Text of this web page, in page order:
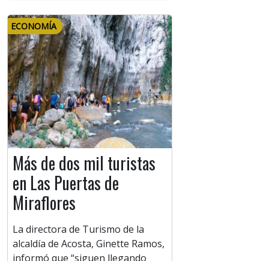
ECONOMÍA
Más de dos mil turistas
en Las Puertas de
Miraflores
La directora de Turismo de la
alcaldía de Acosta, Ginette Ramos,
informó que “siguen llegando